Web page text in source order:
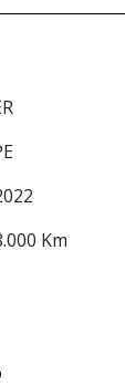
Km